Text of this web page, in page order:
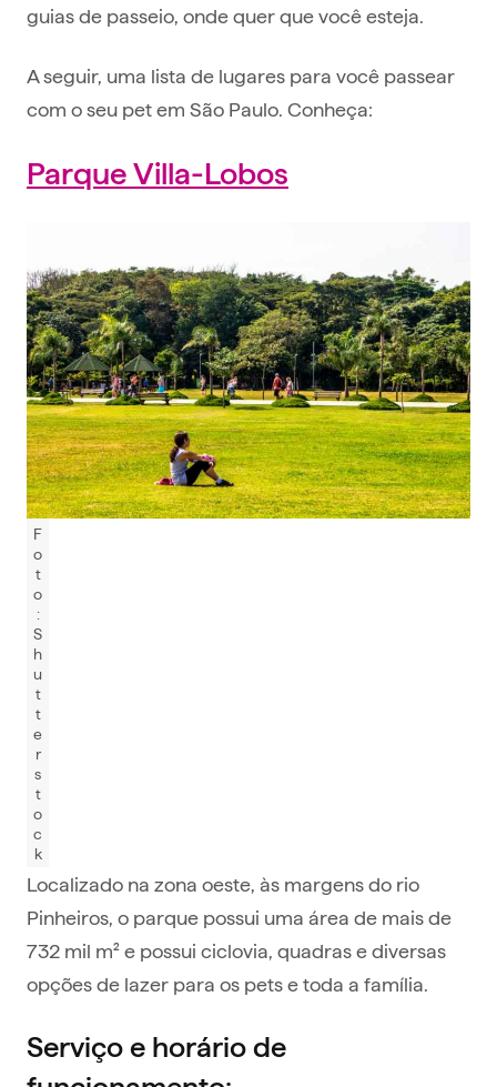
guias de passeio, onde quer que você esteja.
A seguir, uma lista de lugares para você passear
com o seu pet em São Paulo. Conheça:
Parque Villa-Lobos
F
o
t
o
:
S
h
u
t
t
e
r
s
t
o
c
k
Localizado na zona oeste, às margens do rio
Pinheiros, o parque possui uma área de mais de
732 mil m² e possui ciclovia, quadras e diversas
opções de lazer para os pets e toda a família.
Serviço e horário de